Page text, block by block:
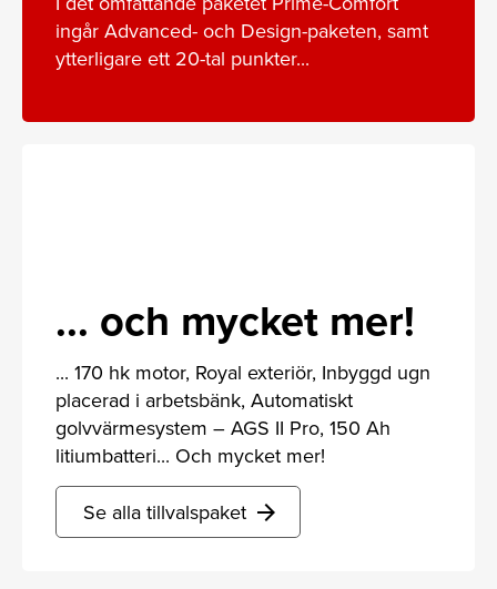
ingår Advanced- och Design-paketen, samt
ytterligare ett 20-tal punkter...
... och mycket mer!
... 170 hk motor, Royal exteriör, Inbyggd ugn
placerad i arbetsbänk, Automatiskt
golvvärmesystem – AGS II Pro, 150 Ah
litiumbatteri... Och mycket mer!
Se alla tillvalspaket arrow_forward